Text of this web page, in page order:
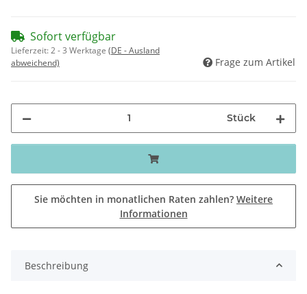
Sofort verfügbar
Lieferzeit:2 - 3 Werktage (DE - Ausland
abweichend)
Frage zum Artikel
Stück
Sie möchten in monatlichen Raten zahlen? Weitere
Informationen
Beschreibung